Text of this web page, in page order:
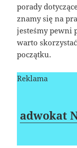
porady
znamy się na
jesteśmy pewni
warto
początku.
Reklama
adwokat